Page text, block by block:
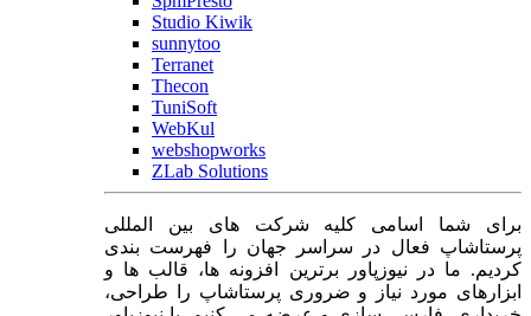
Studio Kiwik
sunnytoo
Terranet
Thecon
TuniSoft
WebKul
webshopworks
ZLab Solutions
برای شما اسامی کلیه شرکت های بین المللی
پرستاشاپ فعال در سراسر جهان را فهرست بندی
کردیم. ما در نیوزپاور برترین افزونه ها، قالب ها و
ابزارهای مورد نیاز و ضروری پرستاشاپ را طراحی،